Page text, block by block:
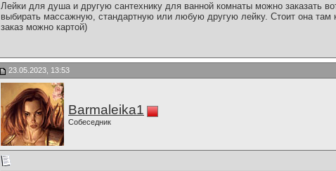
Лейки для душа и другую сантехнику для ванной комнаты можно заказать
выбирать массажную, стандартную или любую другую лейку. Стоит она там
заказ можно картой)
23.05.2023, 13:53
Barmaleika1
Собеседник